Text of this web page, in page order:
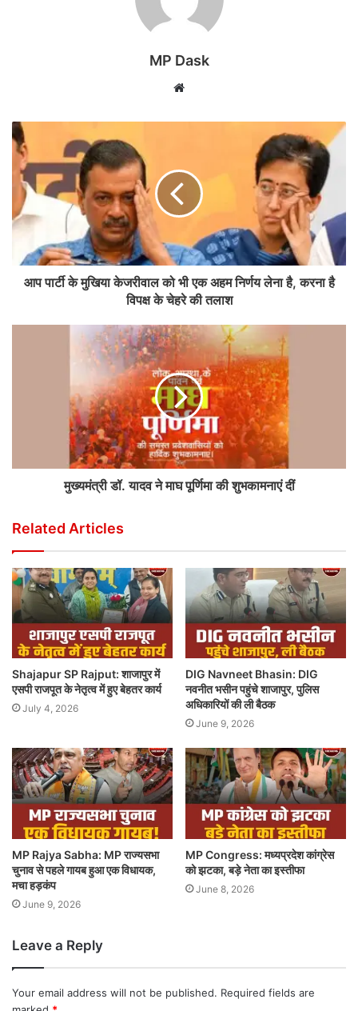
MP Dask
Website
आप पार्टी के मुखिया केजरीवाल को भी एक अहम निर्णय लेना है, करना है
विपक्ष के चेहरे की तलाश
मुख्यमंत्री डॉ. यादव ने माघ पूर्णिमा की शुभकामनाएं दीं
Related Articles
Shajapur SP Rajput: शाजापुर में
एसपी राजपूत के नेतृत्व में हुए बेहतर कार्य
July 4, 2026
DIG Navneet Bhasin: DIG
नवनीत भसीन पहुंचे शाजापुर, पुलिस
अधिकारियों की ली बैठक
June 9, 2026
MP Rajya Sabha: MP राज्यसभा
चुनाव से पहले गायब हुआ एक विधायक,
मचा हड़कंप
June 9, 2026
MP Congress: मध्यप्रदेश कांग्रेस
को झटका, बड़े नेता का इस्तीफा
June 8, 2026
Leave a Reply
Your email address will not be published. Required fields are